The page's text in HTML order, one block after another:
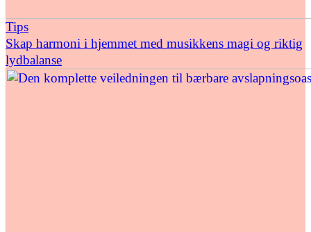
Tips
Skap harmoni i hjemmet med musikkens magi og riktig
lydbalanse